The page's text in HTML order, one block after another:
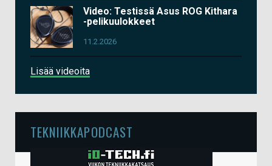
Video: Testissä Asus ROG Kithara
-pelikuulokkeet
11.2.2026
Lisää videoita
TEKNIIKKAPODCAST